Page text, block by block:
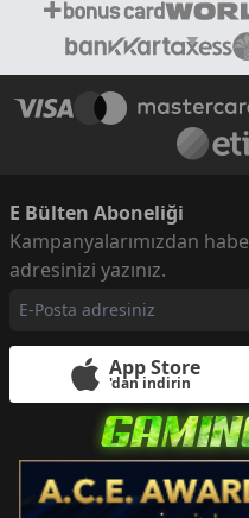
E Bülten Aboneliği
Kampanyalarımızdan
adresinizi yazınız.
App Store
'dan indirin